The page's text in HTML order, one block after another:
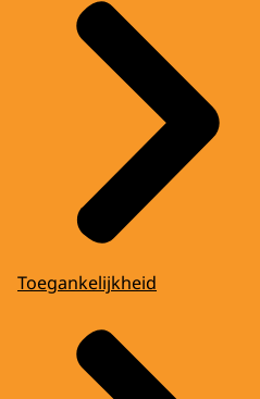
Toegankelijkheid